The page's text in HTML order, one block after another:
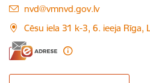
E-pasts:
nvd@vmnvd.gov.lv
Cēsu iela 31 k-3, 6. ieeja Rīga,